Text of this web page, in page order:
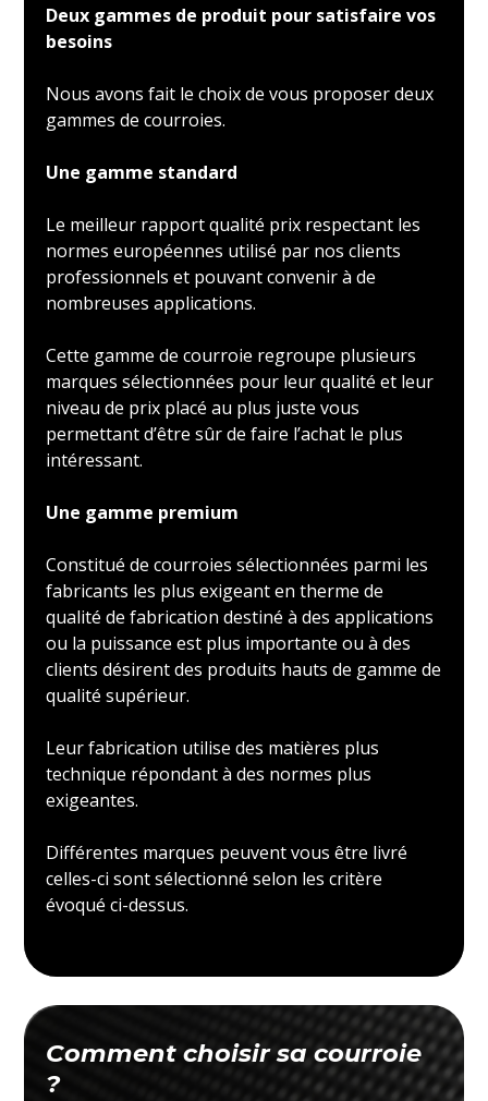
Deux gammes de produit pour satisfaire vos
besoins
Nous avons fait le choix de vous proposer deux
gammes de courroies.
Une gamme standard
Le meilleur rapport qualité prix respectant les
normes européennes utilisé par nos clients
professionnels et pouvant convenir à de
nombreuses applications.
Cette gamme de courroie regroupe plusieurs
marques sélectionnées pour leur qualité et leur
niveau de prix placé au plus juste vous
permettant d’être sûr de faire l’achat le plus
intéressant.
Une gamme premium
Constitué de courroies sélectionnées parmi les
fabricants les plus exigeant en therme de
qualité de fabrication destiné à des applications
ou la puissance est plus importante ou à des
clients désirent des produits hauts de gamme de
qualité supérieur.
Leur fabrication utilise des matières plus
technique répondant à des normes plus
exigeantes.
Différentes marques peuvent vous être livré
celles-ci sont sélectionné selon les critère
évoqué ci-dessus.
Comment choisir sa courroie
?